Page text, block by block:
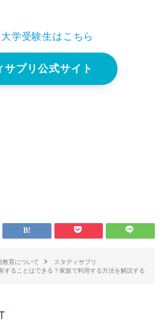
学受験生はこちら
サプリ公式サイト
教育について
スタディサプリ
することはできる？家族で利用する方法を解説する